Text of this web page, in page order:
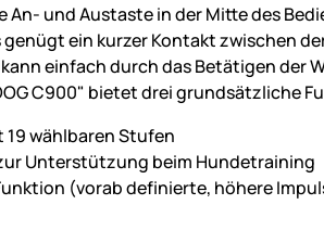
An- und Austaste in der Mitte des
ein kurzer Kontakt zwischen
einfach durch das Betätigen der
C900" bietet drei grundsätzliche
19 wählbaren Stufen
Unterstützung beim Hundetraining
(vorab definierte, höhere